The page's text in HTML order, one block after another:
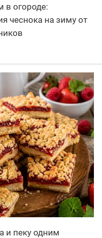
в огороде:
чеснока на зиму от
и пеку одним